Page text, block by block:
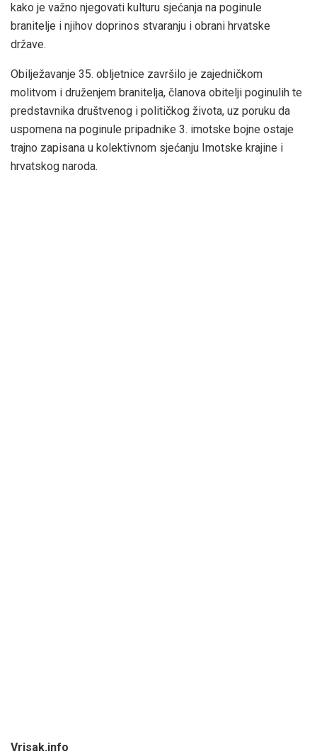
kako je važno njegovati kulturu sjećanja na poginule
branitelje i njihov doprinos stvaranju i obrani hrvatske
države.
Obilježavanje 35. obljetnice završilo je zajedničkom
molitvom i druženjem branitelja, članova obitelji poginulih te
predstavnika društvenog i političkog života, uz poruku da
uspomena na poginule pripadnike 3. imotske bojne ostaje
trajno zapisana u kolektivnom sjećanju Imotske krajine i
hrvatskog naroda.
Vrisak.info